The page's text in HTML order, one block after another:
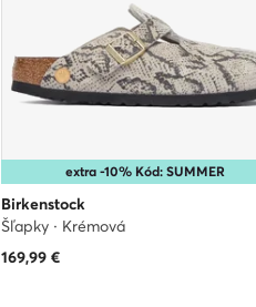
extra -10% Kód: SUMMER
Birkenstock
Šľapky · Krémová
169,99€